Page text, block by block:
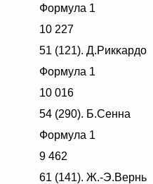
Формула 1
10 227
51 (121). Д.Рикκардо
Формула 1
10 016
54 (290). Б.Сенна
Формула 1
9 462
61 (141). Ж.-Э.Вернь